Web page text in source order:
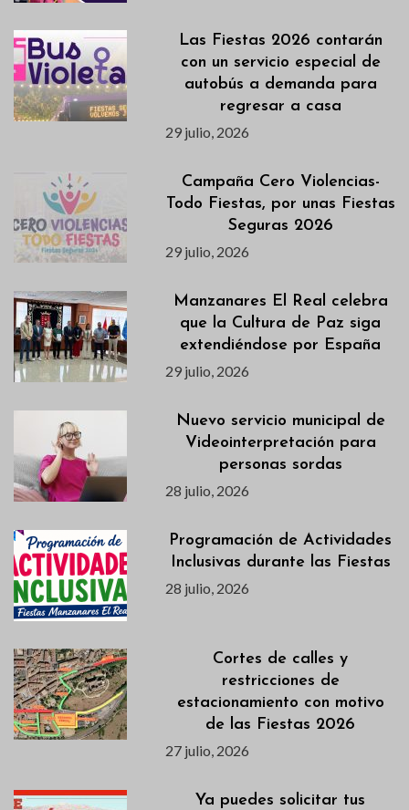
Las Fiestas 2026 contarán
con un servicio especial de
autobús a demanda para
regresar a casa
29 julio, 2026
Campaña Cero Violencias-
Todo Fiestas, por unas Fiestas
Seguras 2026
29 julio, 2026
Manzanares El Real celebra
que la Cultura de Paz siga
extendiéndose por España
29 julio, 2026
Nuevo servicio municipal de
Videointerpretación para
personas sordas
28 julio, 2026
Programación de Actividades
Inclusivas durante las Fiestas
28 julio, 2026
Cortes de calles y
restricciones de
estacionamiento con motivo
de las Fiestas 2026
27 julio, 2026
Ya puedes solicitar tus